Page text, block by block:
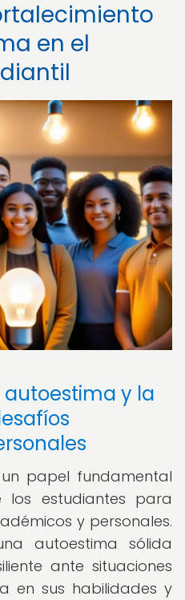
en el
autoestima y la
papel fundamental
estudiantes para
y personales.
autoestima sólida
ante situaciones
en sus habilidades y